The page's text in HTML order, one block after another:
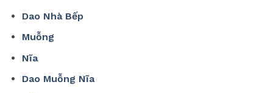
Dao Nhà Bếp
Muỗng
Nĩa
Dao Muỗng Nĩa